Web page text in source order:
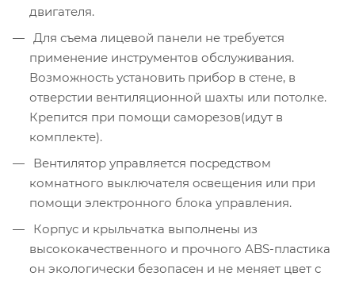
двигателя.
Для съема лицевой панели не требуется
применение инструментов обслуживания.
Возможность установить прибор в стене, в
отверстии вентиляционной шахты или потолке.
Крепится при помощи саморезов(идут в
комплекте).
Вентилятор управляется посредством
комнатного выключателя освещения или при
помощи электронного блока управления.
Корпус и крыльчатка выполнены из
высококачественного и прочного ABS-пластика
он экологически безопасен и не меняет цвет с